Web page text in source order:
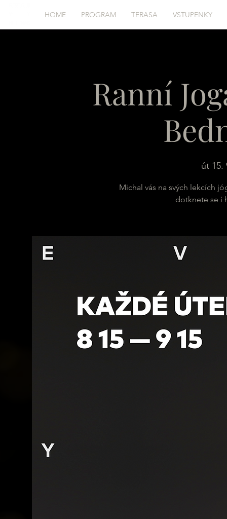
HOME PROGRAM TERASA VSTUPENKY
Ranní
út 15.
Michal vás na svých lekcích
dotknete se i